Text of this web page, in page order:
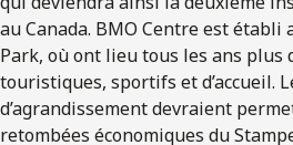
au Canada. BMO Centre est établi
Park, où ont lieu tous les ans plus
touristiques, sportifs et d’accueil.
d’agrandissement devraient
retombées économiques du